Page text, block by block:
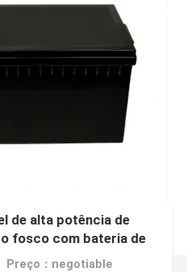
de alta potência de
fosco com bateria de
Preço：negotiable